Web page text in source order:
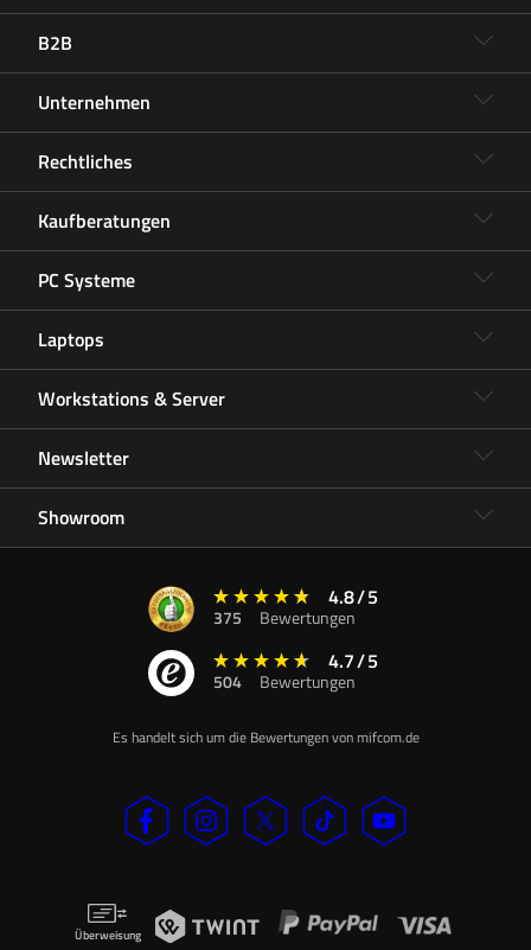
B2B
Unternehmen
Rechtliches
Kaufberatungen
PC Systeme
Laptops
Workstations & Server
Newsletter
Showroom
4.8/5
375 Bewertungen
4.7/5
504 Bewertungen
Es handelt sich um die Bewertungen von mifcom.de
Überweisung